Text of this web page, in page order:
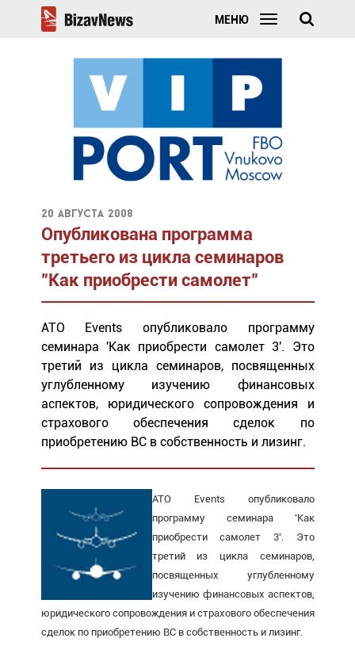
МЕНЮ
20 августа 2008
Опубликована программа
третьего из цикла семинаров
"Как приобрести самолет"
АТО Events опубликовало программу
семинара 'Как приобрести самолет 3'. Это
третий из цикла семинаров, посвященных
углубленному изучению финансовых
аспектов, юридического сопровождения и
страхового обеспечения сделок по
приобретению ВС в собственность и лизинг.
АТО Events опубликовало
программу семинара 'Как
приобрести самолет 3'. Это
третий из цикла семинаров,
посвященных углубленному
изучению финансовых аспектов,
юридического сопровождения и страхового обеспечения
сделок по приобретению ВС в собственность и лизинг.